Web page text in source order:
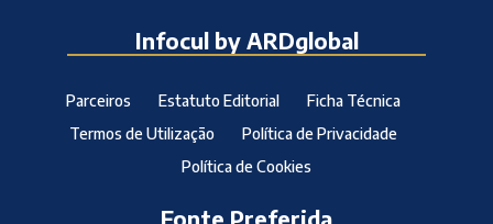
Infocul by ARDglobal
Parceiros Estatuto Editorial
Ficha Técnica
Termos de Utilização
Política de Privacidade
Política de Cookies
Fonte Preferida